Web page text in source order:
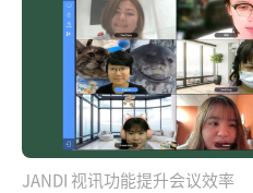
JANDI 视讯功能提升会议效率